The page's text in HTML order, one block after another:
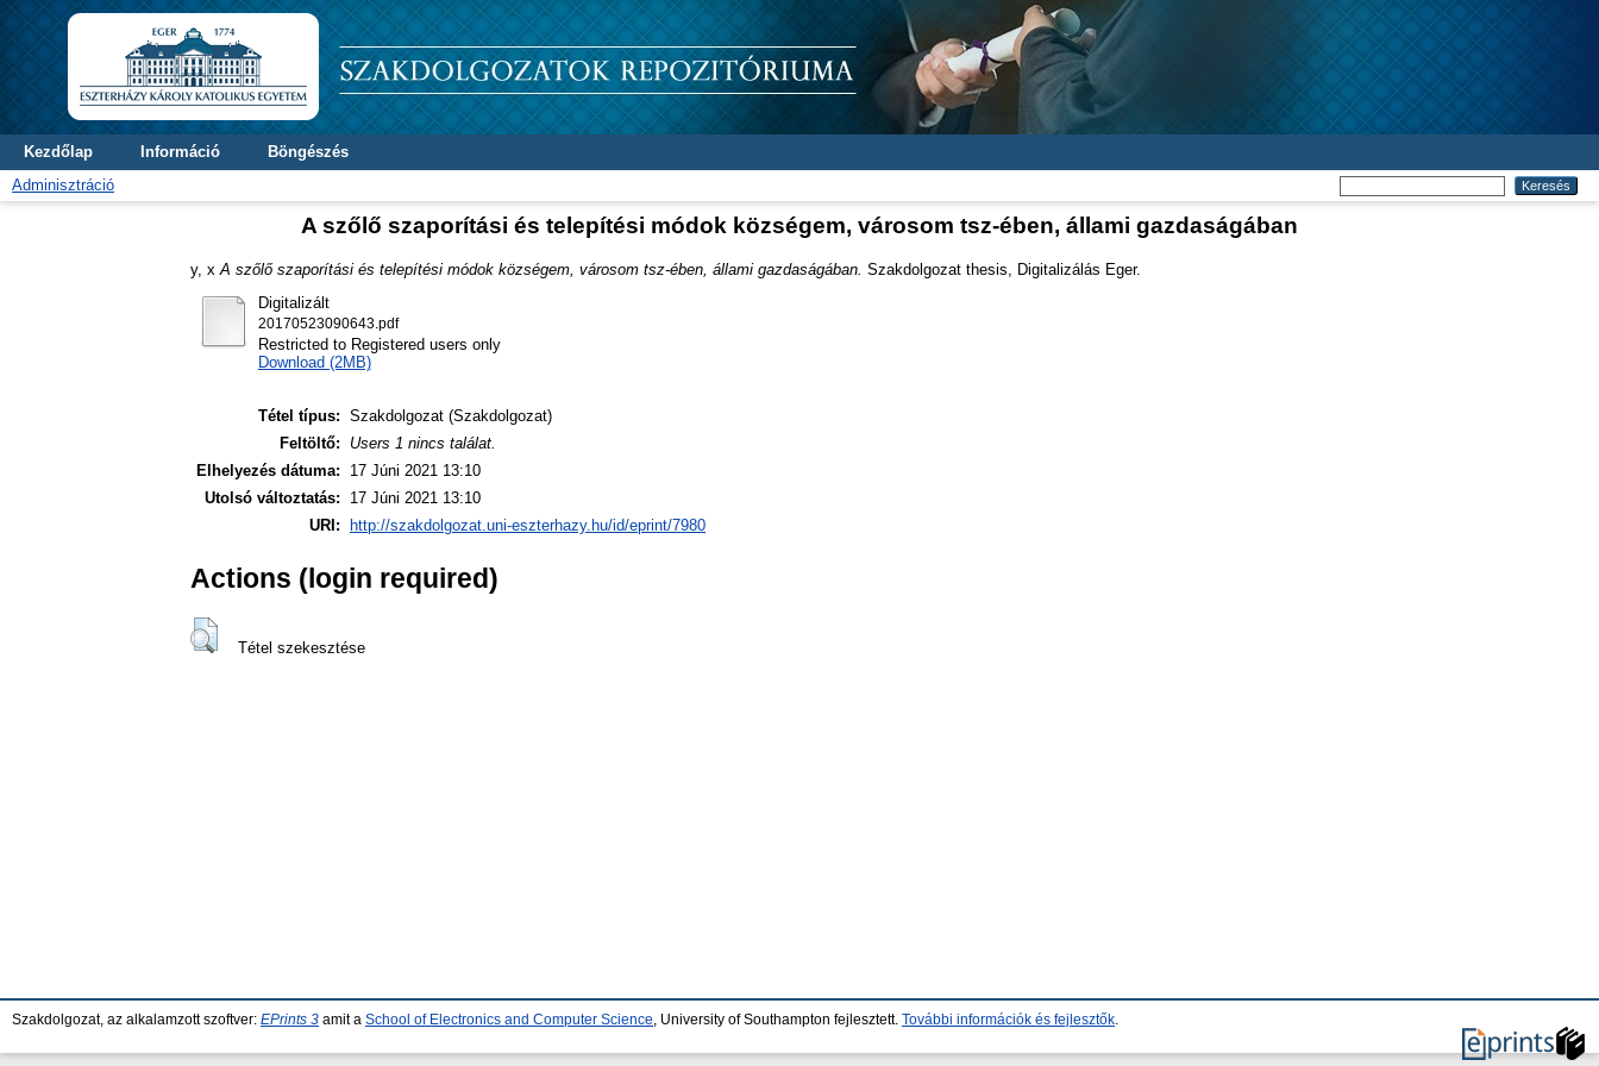
Kezdőlap Információ
Böngészés
Adminisztráció
A szőlő szaporítási és telepítési módok községem, városom tsz-ében, állami gazdaságában
y, x A szőlő szaporítási és telepítési módok községem, városom tsz-ében, állami gazdaságában. Szakdolgozat thesis, Digitalizálás Eger.
Digitalizált
20170523090643.pdf
Restricted to Registered users only
Download (2MB)
Tétel típus: Szakdolgozat (Szakdolgozat)
Feltöltő:
Users 1 nincs találat.
Elhelyezés dátuma:
17 Júni 2021 13:10
Utolsó változtatás:
17 Júni 2021 13:10
URI:
http://szakdolgozat.uni-eszterhazy.hu/id/eprint/7980
Actions (login required)
Tétel szekesztése
Szakdolgozat, az alkalamzott szoftver: EPrints 3 amit a School of Electronics and Computer Science , University of Southampton fejlesztett. További információk és fejlesztők